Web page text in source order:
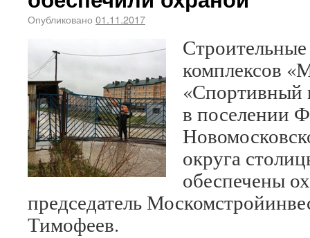
Опубликовано 01.11.2017
комплексов
«Спортивный
в поселении
округа
обеспечены
председатель
Тимофеев.